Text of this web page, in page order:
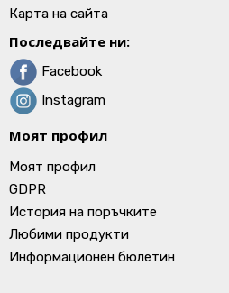
Карта на сайта
Последвайте ни:
Facebook
Instagram
Моят профил
Моят профил
GDPR
История на поръчките
Любими продукти
Информационен бюлетин